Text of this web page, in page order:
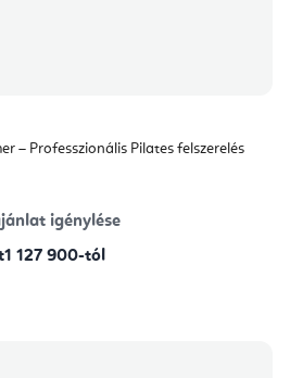
– Professzionális Pilates felszerelés
igénylése
127 900-tól